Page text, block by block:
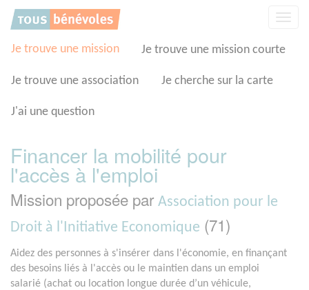
Je trouve une mission Je trouve une mission courte
Je trouve une association Je cherche sur la carte
J'ai une question
Financer la mobilité pour
l'accès à l'emploi
Mission proposée par Association pour le
Droit à l'Initiative Economique (71)
Aidez des personnes à s'insérer dans l'économie, en finançant
des besoins liés à l'accès ou le maintien dans un emploi
salarié (achat ou location longue durée d’un véhicule,
Panneau de gestion des cookies